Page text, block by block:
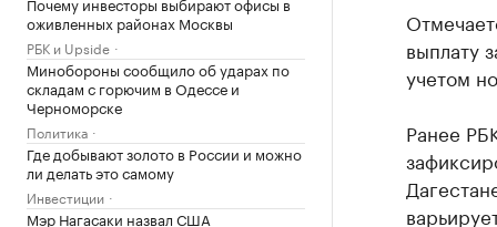
оживленных районах Москвы
РБК и Upside
Минобороны сообщило об ударах по
складам с горючим в Одессе и
Черноморске
Политика
Где добывают золото в России и можно
ли делать это самому
Инвестиции
Мэр Нагасаки назвал США
выплату
учетом
Ранее